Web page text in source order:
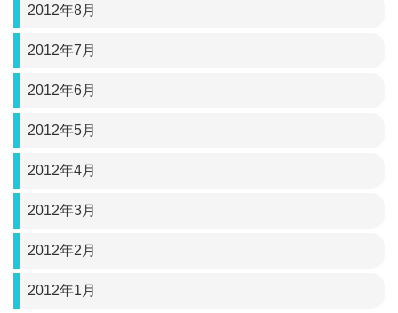
2012年8月
2012年7月
2012年6月
2012年5月
2012年4月
2012年3月
2012年2月
2012年1月